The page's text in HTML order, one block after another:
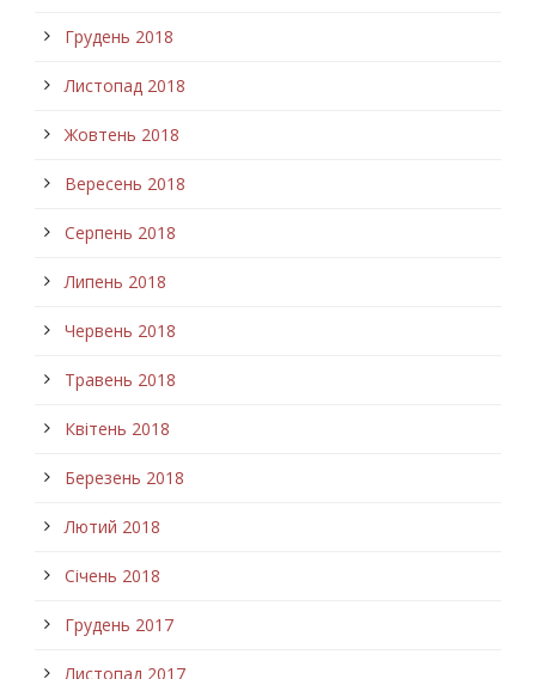
Грудень 2018
Листопад 2018
Жовтень 2018
Вересень 2018
Серпень 2018
Липень 2018
Червень 2018
Травень 2018
Квітень 2018
Березень 2018
Лютий 2018
Січень 2018
Грудень 2017
Листопад 2017